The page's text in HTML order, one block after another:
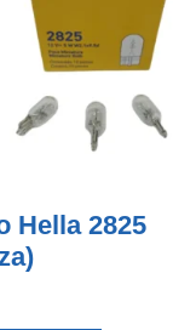
Hella 2825